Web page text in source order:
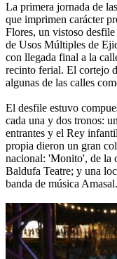
La primera jornada de
que imprimen carácter
Flores, un vistoso
de Usos Múltiples de
con llegada final a la
recinto ferial. El cortejo
algunas de las calles
El desfile estuvo
cada una y dos tronos:
entrantes y el Rey
propia dieron un gran
nacional: 'Monito', de la
Baldufa Teatre; y una
banda de música Amasal.